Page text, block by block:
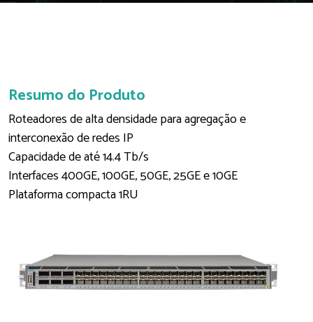
Resumo do Produto
Roteadores de alta densidade para agregação e
interconexão de redes IP
Capacidade de até 14.4 Tb/s
Interfaces 400GE, 100GE, 50GE, 25GE e 10GE
Plataforma compacta 1RU